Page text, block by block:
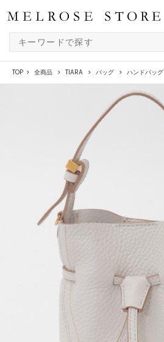
TOP 全商品 TIARA バッグ ハンドバッグ